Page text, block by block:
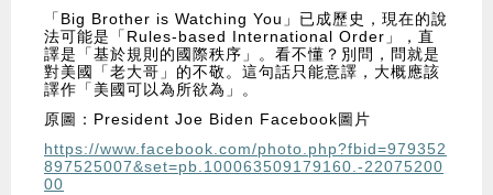
「Big Brother is Watching You」已成歷史，現在的說
法可能是「Rules-based International Order」，直
譯是「基於規則的國際秩序」。看不懂？別問，問就是
對美國「老大哥」的不敬。這句話只能意譯，大概應該
譯作「美國可以為所欲為」。
原圖：President Joe Biden Facebook圖片
https://www.facebook.com/photo.php?fbid=979352
897525007&set=pb.100063509179160.-22075200
00